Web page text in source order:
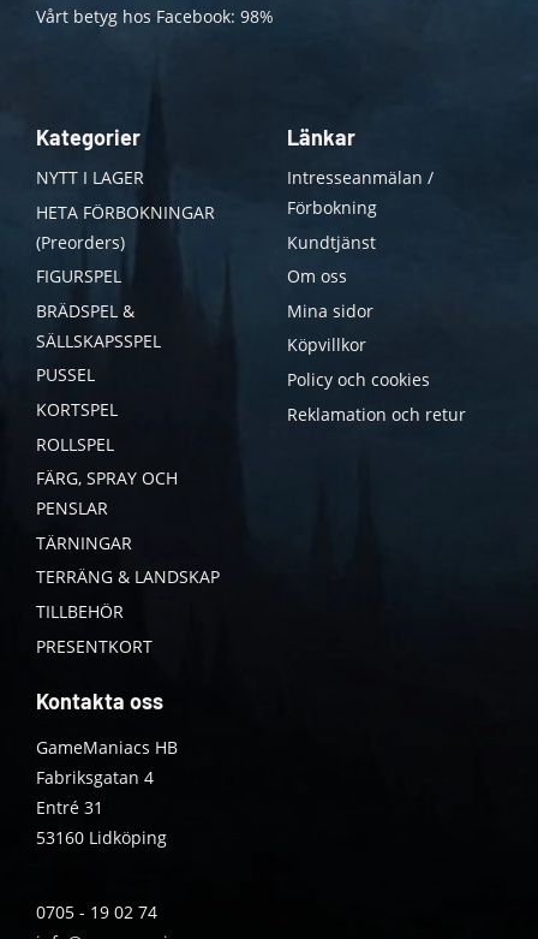
Vårt betyg hos Facebook: 98%
Kategorier
NYTT I LAGER
HETA FÖRBOKNINGAR
(Preorders)
FIGURSPEL
BRÄDSPEL &
SÄLLSKAPSSPEL
PUSSEL
KORTSPEL
ROLLSPEL
FÄRG, SPRAY OCH
PENSLAR
TÄRNINGAR
TERRÄNG & LANDSKAP
TILLBEHÖR
PRESENTKORT
Länkar
Intresseanmälan /
Förbokning
Kundtjänst
Om oss
Mina sidor
Köpvillkor
Policy och cookies
Reklamation och retur
Kontakta oss
GameManiacs HB
Fabriksgatan 4
Entré 31
53160 Lidköping
0705 - 19 02 74